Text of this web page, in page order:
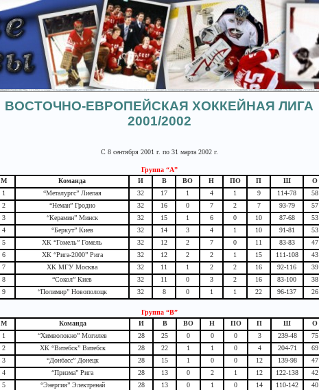
ВОСТОЧНО-ЕВРОПЕЙСКАЯ ХОККЕЙНАЯ ЛИГА
2001/2002
С 8 сентября 2001 г. по 31 марта 2002 г.
Группа “A”
М
Команда И В ВО Н ПО П Ш
О
1
“Металургс” Лиепая 32 17 1 4 1 9 114-78
58
2
“Неман” Гродно 32 16 0 7 2 7 93-79
57
3
“Керамин” Минск 32 15 1 6 0 10 87-68
53
4
“Беркут” Киев 32 14 3 4 1 10 91-81
53
5
ХК “Гомель” Гомель 32 12 2 7 0 11 83-83
47
6
ХК “Рига-2000” Рига 32 12 2 2 1 15 111-108
43
7
ХК МГУ Москва 32 11 1 2 2 16 92-116
39
8
“Сокол” Киев 32 11 0 3 2 16 83-100
38
9
“Полимир” Новополоцк 32 8 0 1 1 22 96-137 26
Группа “B”
М
Команда И В ВО Н ПО П Ш
О
1
“Химволокно” Могилев 28 25 0 0 0 3 239-48
75
2
ХК “Витебск” Витебск 28 22 1 1 0 4 204-71
69
3
“Донбасс” Донецк 28 15 1 0 0 12 139-98
47
4
“Призма” Рига 28 13 0 2 1 12 122-138
42
5
“Энергия” Электренай 28 13 0 1 0 14 110-142
40